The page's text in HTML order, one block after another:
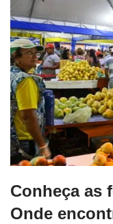
Conheça as
Onde